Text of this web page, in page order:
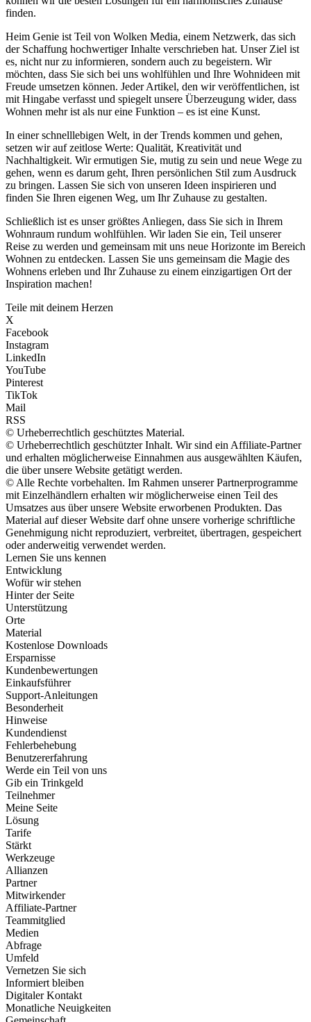
finden.
Heim Genie ist Teil von Wolken Media, einem Netzwerk, das sich
der Schaffung hochwertiger Inhalte verschrieben hat. Unser Ziel ist
es, nicht nur zu informieren, sondern auch zu begeistern. Wir
möchten, dass Sie sich bei uns wohlfühlen und Ihre Wohnideen mit
Freude umsetzen können. Jeder Artikel, den wir veröffentlichen, ist
mit Hingabe verfasst und spiegelt unsere Überzeugung wider, dass
Wohnen mehr ist als nur eine Funktion – es ist eine Kunst.
In einer schnelllebigen Welt, in der Trends kommen und gehen,
setzen wir auf zeitlose Werte: Qualität, Kreativität und
Nachhaltigkeit. Wir ermutigen Sie, mutig zu sein und neue Wege zu
gehen, wenn es darum geht, Ihren persönlichen Stil zum Ausdruck
zu bringen. Lassen Sie sich von unseren Ideen inspirieren und
finden Sie Ihren eigenen Weg, um Ihr Zuhause zu gestalten.
Schließlich ist es unser größtes Anliegen, dass Sie sich in Ihrem
Wohnraum rundum wohlfühlen. Wir laden Sie ein, Teil unserer
Reise zu werden und gemeinsam mit uns neue Horizonte im Bereich
Wohnen zu entdecken. Lassen Sie uns gemeinsam die Magie des
Wohnens erleben und Ihr Zuhause zu einem einzigartigen Ort der
Inspiration machen!
Teile mit deinem Herzen
X
Facebook
Instagram
LinkedIn
YouTube
Pinterest
TikTok
Mail
RSS
© Urheberrechtlich geschütztes Material.
© Urheberrechtlich geschützter Inhalt. Wir sind ein Affiliate-Partner
und erhalten möglicherweise Einnahmen aus ausgewählten Käufen,
die über unsere Website getätigt werden.
© Alle Rechte vorbehalten. Im Rahmen unserer Partnerprogramme
mit Einzelhändlern erhalten wir möglicherweise einen Teil des
Umsatzes aus über unsere Website erworbenen Produkten. Das
Material auf dieser Website darf ohne unsere vorherige schriftliche
Genehmigung nicht reproduziert, verbreitet, übertragen, gespeichert
oder anderweitig verwendet werden.
Lernen Sie uns kennen
Entwicklung
Wofür wir stehen
Hinter der Seite
Unterstützung
Orte
Material
Kostenlose Downloads
Ersparnisse
Kundenbewertungen
Einkaufsführer
Support-Anleitungen
Besonderheit
Hinweise
Kundendienst
Fehlerbehebung
Benutzererfahrung
Werde ein Teil von uns
Gib ein Trinkgeld
Teilnehmer
Meine Seite
Lösung
Tarife
Stärkt
Werkzeuge
Allianzen
Partner
Mitwirkender
Affiliate-Partner
Teammitglied
Medien
Abfrage
Umfeld
Vernetzen Sie sich
Informiert bleiben
Digitaler Kontakt
Monatliche Neuigkeiten